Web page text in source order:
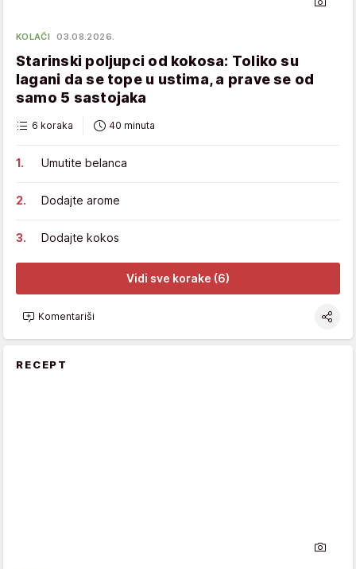
KOLAČI 03.08.2026.
Starinski poljupci od kokosa: Toliko su
lagani da se tope u ustima, a prave se od
samo 5 sastojaka
6 koraka 40 minuta
Umutite belanca
Dodajte arome
Dodajte kokos
Vidi sve korake (6)
Komentariši
RECEPT